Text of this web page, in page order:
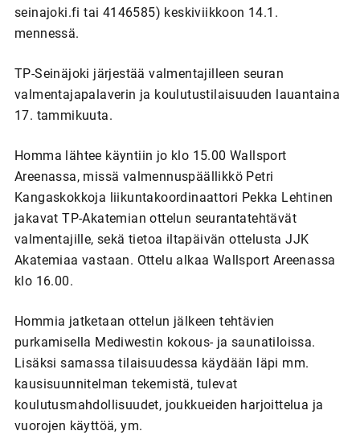
seinajoki.fi tai 4146585) keskiviikkoon 14.1.
mennessä.
TP-Seinäjoki järjestää valmentajilleen seuran
valmentajapalaverin ja koulutustilaisuuden lauantaina
17. tammikuuta.
Homma lähtee käyntiin jo klo 15.00 Wallsport
Areenassa, missä valmennuspäällikkö Petri
Kangaskokkoja liikuntakoordinaattori Pekka Lehtinen
jakavat TP-Akatemian ottelun seurantatehtävät
valmentajille, sekä tietoa iltapäivän ottelusta JJK
Akatemiaa vastaan. Ottelu alkaa Wallsport Areenassa
klo 16.00.
Hommia jatketaan ottelun jälkeen tehtävien
purkamisella Mediwestin kokous- ja saunatiloissa.
Lisäksi samassa tilaisuudessa käydään läpi mm.
kausisuunnitelman tekemistä, tulevat
koulutusmahdollisuudet, joukkueiden harjoittelua ja
vuorojen käyttöä, ym.